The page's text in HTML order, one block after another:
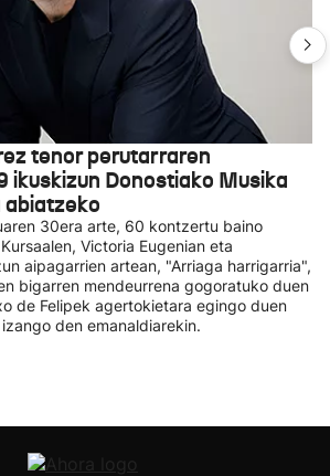
tenor perutarraren
ikuskizun Donostiako Musika
30era arte, 60 kontzertu baino
Victoria Eugenian eta
aipagarrien artean, "Arriaga harrigarria",
bigarren mendeurrena gogoratuko duen
de Felipek agertokietara egingo duen
den emanaldiarekin.